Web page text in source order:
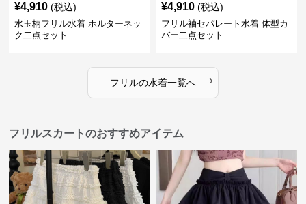
¥4,910 (税込)
水玉柄フリル水着 ホルターネッ
ク二点セット
¥4,910 (税込)
フリル袖セパレート水着 体型カ
バー二点セット
フリルの水着一覧へ ›
フリルスカートのおすすめアイテム